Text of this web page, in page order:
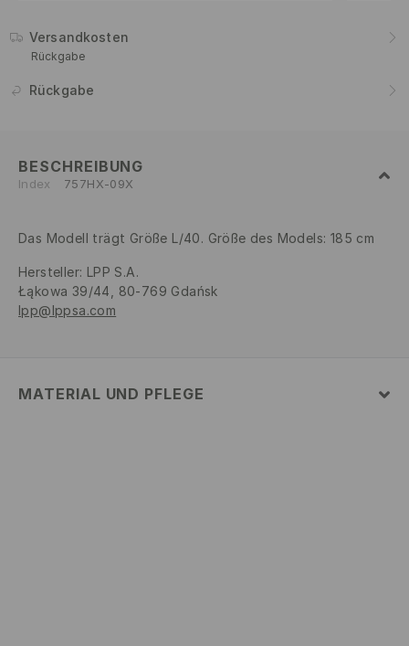
Versandkosten
Rückgabe
Rückgabe
BESCHREIBUNG
Index 757HX-09X
Das Modell trägt Größe L/40. Größe des Models: 185 cm
Hersteller: LPP S.A.
Łąkowa 39/44, 80-769 Gdańsk
lpp@lppsa.com
MATERIAL UND PFLEGE